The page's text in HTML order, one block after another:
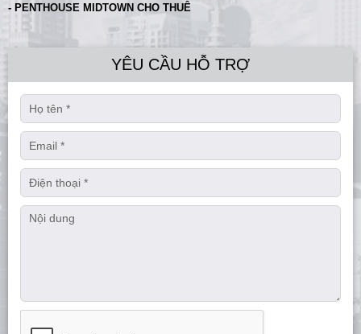
- PENTHOUSE MIDTOWN CHO THUÊ
YÊU CẦU HỖ TRỢ